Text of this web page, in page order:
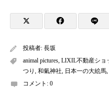
投稿者: 長坂
animal pictures LIXIL不動産ショ
つり
和氣神社 日本一の大絵馬
コメント: 0